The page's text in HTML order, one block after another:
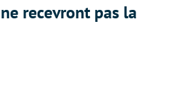
recevront pas la